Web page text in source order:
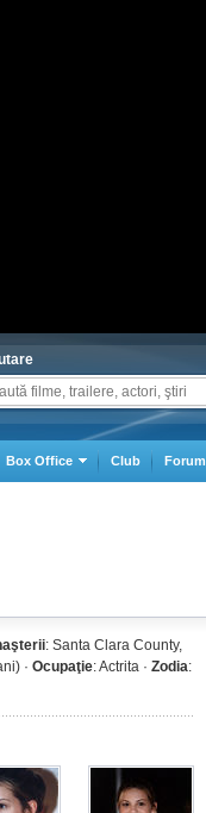
Box Office Club Forum
: Santa Clara County,
· Ocupaţie: Actrita · Zodia: